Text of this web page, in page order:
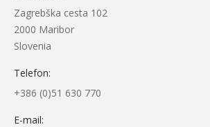
Zagrebška cesta 102
2000 Maribor
Slovenia
Telefon:
+386 (0)51 630 770
E-mail: